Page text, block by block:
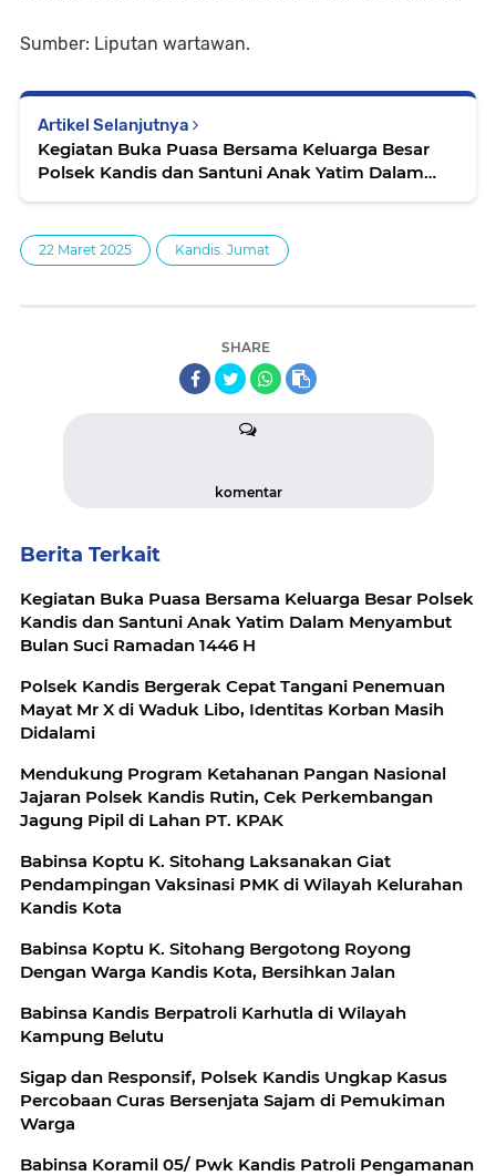
Sumber: Liputan wartawan.
Artikel Selanjutnya
Kegiatan Buka Puasa Bersama Keluarga Besar
Polsek Kandis dan Santuni Anak Yatim Dalam
22 Maret 2025 Kandis. Jumat
SHARE
komentar
Berita Terkait
Kegiatan Buka Puasa Bersama Keluarga Besar Polsek
Kandis dan Santuni Anak Yatim Dalam Menyambut
Bulan Suci Ramadan 1446 H
Polsek Kandis Bergerak Cepat Tangani Penemuan
Mayat Mr X di Waduk Libo, Identitas Korban Masih
Didalami
Mendukung Program Ketahanan Pangan Nasional
Jajaran Polsek Kandis Rutin, Cek Perkembangan
Jagung Pipil di Lahan PT. KPAK
Babinsa Koptu K. Sitohang Laksanakan Giat
Pendampingan Vaksinasi PMK di Wilayah Kelurahan
Kandis Kota
Babinsa Koptu K. Sitohang Bergotong Royong
Dengan Warga Kandis Kota, Bersihkan Jalan
Babinsa Kandis Berpatroli Karhutla di Wilayah
Kampung Belutu
Sigap dan Responsif, Polsek Kandis Ungkap Kasus
Percobaan Curas Bersenjata Sajam di Pemukiman
Warga
Babinsa Koramil 05/ Pwk Kandis Patroli Pengamanan